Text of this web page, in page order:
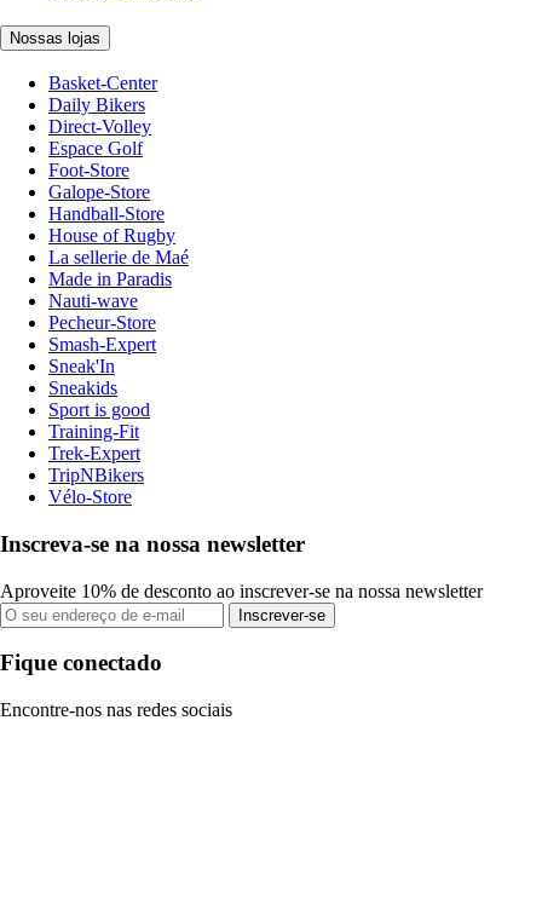
Nossas lojas
Basket-Center
Daily Bikers
Direct-Volley
Espace Golf
Foot-Store
Galope-Store
Handball-Store
House of Rugby
La sellerie de Maé
Made in Paradis
Nauti-wave
Pecheur-Store
Smash-Expert
Sneak'In
Sneakids
Sport is good
Training-Fit
Trek-Expert
TripNBikers
Vélo-Store
Inscreva-se na nossa newsletter
Aproveite 10% de desconto ao inscrever-se na nossa newsletter
Inscrever-se
Fique conectado
Encontre-nos nas redes sociais